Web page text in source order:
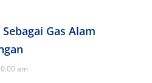
Gas Alam
am